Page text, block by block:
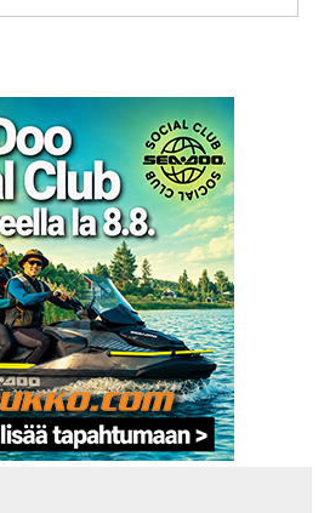
LUE DIGILEHDET
ASIAKASPALVELU JA
OHJEET
MEDIATIEDOT
YHTEYSTIEDOT